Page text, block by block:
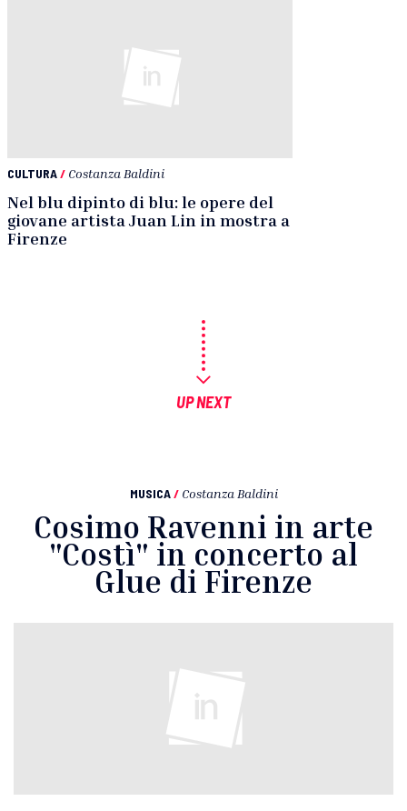
CULTURA/ Costanza Baldini
Nel blu dipinto di blu: le opere del
giovane artista Juan Lin in mostra a
Firenze
UP NEXT
MUSICA / Costanza Baldini
Cosimo Ravenni in arte
"Costì" in concerto al
Glue di Firenze